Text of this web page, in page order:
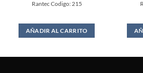
Rantec Codigo: 215
AÑADIR AL CARRITO